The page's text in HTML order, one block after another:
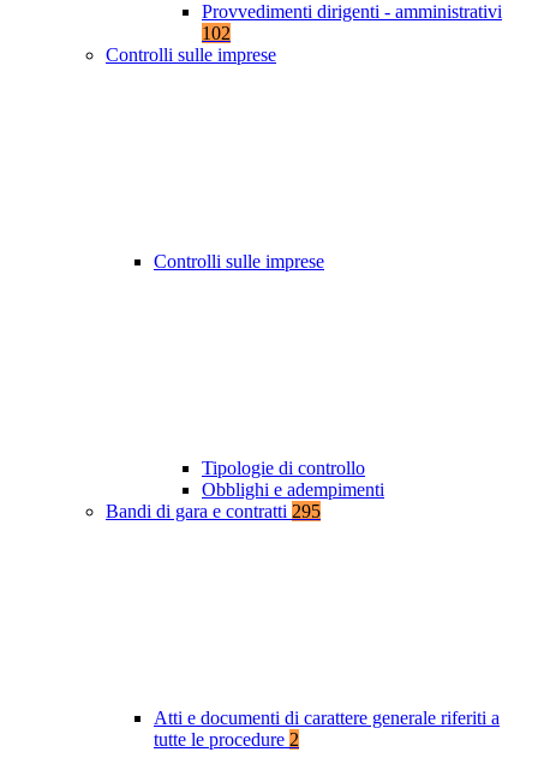
Provvedimenti dirigenti - amministrativi
102
Controlli sulle imprese
Controlli sulle imprese
Tipologie di controllo
Obblighi e adempimenti
Bandi di gara e contratti 295
Atti e documenti di carattere generale riferiti a
tutte le procedure 2